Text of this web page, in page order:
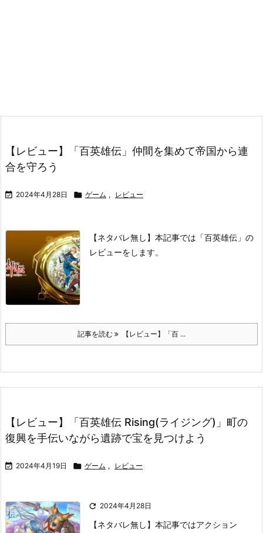
【レビュー】「百英雄伝」仲間を集めて帝国から連
合を守ろう
 2024年4月28日  ゲーム , レビュー
【ネタバレ無し】本記事では「百英雄伝」の
レビューをします。
記事を読む 【レビュー】「百 ...
【レビュー】「百英雄伝 Rising(ライジング)」町の
復興を手伝いながら遺跡で宝を見つけよう
 2024年4月19日  ゲーム , レビュー
 2024年4月28日
【ネタバレ無し】本記事ではアクション